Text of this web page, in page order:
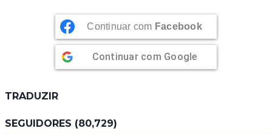
Continuar com Facebook
Continuar com Google
TRADUZIR
SEGUIDORES (80,729)